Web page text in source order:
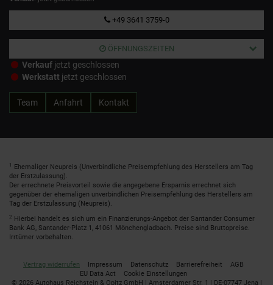
+49 3641 3759-0
ÖFFNUNGSZEITEN
Verkauf jetzt geschlossen
Werkstatt jetzt geschlossen
Team Anfahrt Kontakt
1
Ehemaliger Neupreis (Unverbindliche Preisempfehlung des Herstellers am Tag
der Erstzulassung).
Der errechnete Preisvorteil sowie die angegebene Ersparnis errechnet sich
gegenüber der ehemaligen unverbindlichen Preisempfehlung des Herstellers am
Tag der Erstzulassung (Neupreis).
2 Hierbei handelt es sich um ein Finanzierungs-Angebot der Santander Consumer
Bank AG, Santander-Platz 1, 41061 Mönchengladbach. Preise sind Bruttopreise.
Irrtümer vorbehalten.
Vertrag widerrufen Impressum Datenschutz Barrierefreiheit
AGB
EU Data Act
Cookie Einstellungen
© 2026 Autohaus Reichstein & Opitz GmbH | Amsterdamer Str. 1 | DE-07747 Jena |